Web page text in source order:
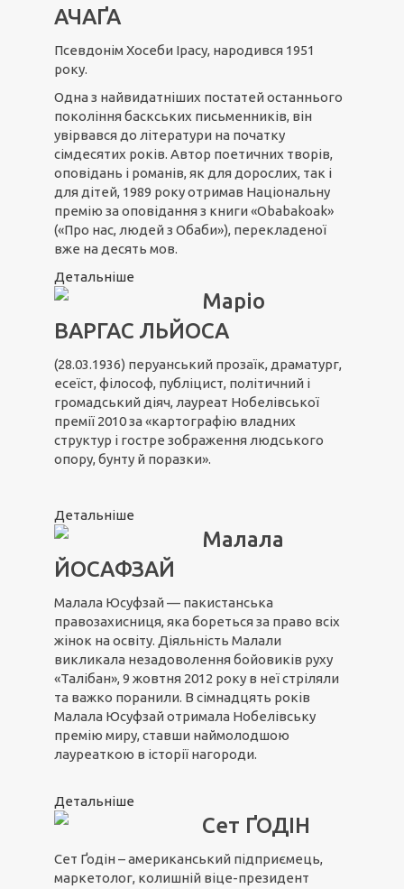
АЧАҐА
Псевдонім Хосеби Ірасу, народився 1951
року.
Одна з найвидатніших постатей останнього
покоління баскських письменників, він
увірвався до літератури на початку
сімдесятих років. Автор поетичних творів,
оповідань і романів, як для дорослих, так і
для дітей, 1989 року отримав Національну
премію за оповідання з книги «Obabakoak»
(«Про нас, людей з Обаби»), перекладеної
вже на десять мов.
Детальніше
Маріо
ВАРГАС ЛЬЙОСА
(28.03.1936) перуанський прозаїк, драматург,
есеїст, філософ, публіцист, політичний і
громадський діяч, лауреат Нобелівської
премії 2010 за «картографію владних
структур і гостре зображення людського
опору, бунту й поразки».
Детальніше
Малала
ЙОСАФЗАЙ
Малала Юсуфзай — пакистанська
правозахисниця, яка бореться за право всіх
жінок на освіту. Діяльність Малали
викликала незадоволення бойовиків руху
«Талібан», 9 жовтня 2012 року в неї стріляли
та важко поранили. В сімнадцять років
Малала Юсуфзай отримала Нобелівську
премію миру, ставши наймолодшою
лауреаткою в історії нагороди.
Детальніше
Сет ҐОДІН
Сет Ґодін – американський підприємець,
маркетолог, колишній віце-президент